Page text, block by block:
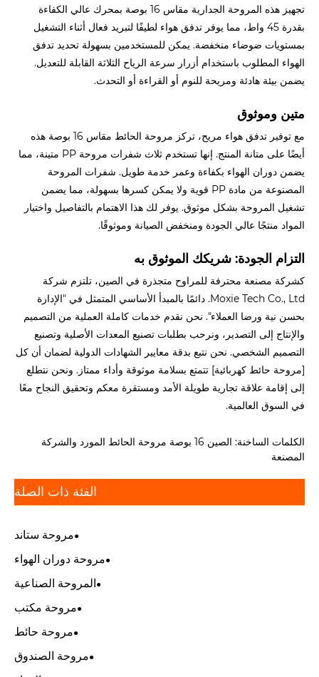
تجهيز هذه المروحة الجدارية مقاس 16 بوصة بمحرك عالي الكفاءة
بقدرة 45 واط، مما يوفر تدفق هواء لطيفًا لتبريد فعال أثناء التشغيل
بمستويات ضوضاء منخفضة. يمكن للمستخدمين بسهولة تحديد تدفق
الهواء المطلوب باستخدام أزرار سرعة الرياح الثلاثة القابلة للتعديل.
يضمن بيئة هادئة ومريحة للنوم أو القراءة أو التحدث.
متين وموثوق
مع توفير تدفق هواء مريح، تركز مروحة الحائط مقاس 16 بوصة هذه
أيضًا على متانة المنتج. إنها تستخدم ثلاث شفرات مروحة PP متينة، مما
يضمن دوران الهواء بكفاءة وعمر خدمة طويل. شفرات المروحة
المصنوعة من مادة PP قوية ولا يمكن كسرها بسهولة، مما يضمن
تشغيل المروحة بشكل موثوق. يوفر لك هذا الاهتمام بالتفاصيل واختيار
المواد منتجًا عالي الجودة ومنخفض الصيانة وموثوقًا.
التزام الجودة: شريكك الموثوق به
كشركة مصنعة محترفة للمراوح متجذرة في الصين، تلتزم شركة
Moxie Tech Co., Ltd. دائمًا بالمبدأ الأساسي المتمثل في "الإدارة
بحسن نية ورضا العملاء". نحن نقدم خدمات كاملة العملية من التصميم
والإنتاج إلى التصدير، ونرحب بطلبات تصنيع المعدات الأصلية وتصنيع
التصميم الشخصي. نحن نتبع بدقة معايير الشهادات الدولية لضمان أن كل
[مروحة حائط كهربائية] تتمتع بسلامة موثوقة وأداء ممتاز. ونحن نتطلع
إلى إقامة علاقة تجارية طويلة الأمد ومستقرة معكم وتحقيق النجاح معًا
في السوق العالمية.
الكلمات الساخنة: الصين 16 بوصة مروحة الحائط المورد والشركة
المصنعة
الفئة ذات الصلة
مروحة ستاند
مروحة دوران الهواء
المروحة الصناعية
مروحة مكتب
مروحة حائط
مروحة الصندوق